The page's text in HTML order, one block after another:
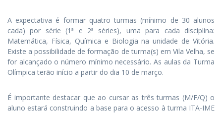
A expectativa é formar quatro turmas (mínimo de 30 alunos
cada) por série (1ª e 2ª séries), uma para cada disciplina:
Matemática, Física, Química e Biologia na unidade de Vitória.
Existe a possibilidade de formação de turma(s) em Vila Velha, se
for alcançado o número mínimo necessário. As aulas da Turma
Olímpica terão início a partir do dia 10 de março.
É importante destacar que ao cursar as três turmas (M/F/Q) o
aluno estará construindo a base para o acesso à turma ITA-IME